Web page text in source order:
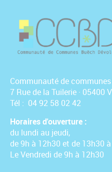
Communauté de
7 Rue de la Tuilerie · 05400
Tél : 04 92 58 02 42
Horaires d'ouverture :
du lundi au jeudi,
de 9h à 12h30 et de 13h30
Le Vendredi de 9h à 12h30